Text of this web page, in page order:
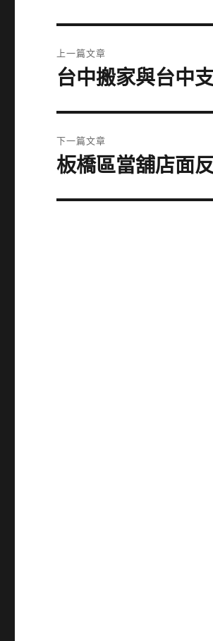
章
上一篇文章
上
篇
文
章:
台中搬家與台中
下一篇文章
下
篇
板橋區當舖店面